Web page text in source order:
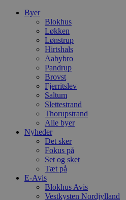
Byer
Blokhus
Løkken
Lønstrup
Hirtshals
Aabybro
Pandrup
Brovst
Fjerritslev
Saltum
Slettestrand
Thorupstrand
Alle byer
Nyheder
Det sker
Fokus på
Set og sket
Tæt på
E-Avis
Blokhus Avis
Vestkysten Nordjylland